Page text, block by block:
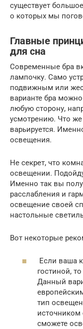
существует
о которых мы
Главные
для сна
Современные бра
лампочку. Само
подвижным или
варианте бра
любую сторону,
усмотрению. Что
варьируется.
освещения.
Не секрет, что
освещении.
Именно так вы
расслабления и
освещение своей
настольные
Вот некоторые
Если ваша
гостиной,
Данный
тип
сможете